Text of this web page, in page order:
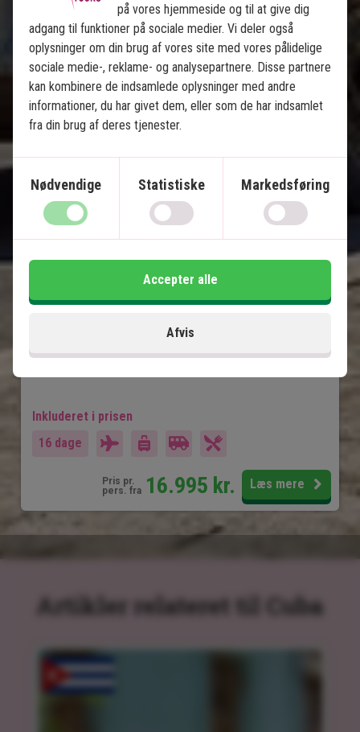
Det bedste af Cuba med badeferie i
Varadero
10 nætters rundrejse på Cuba
4 nætter i Varadero
Havana, Viñales, Playa Larga, Cienfuegos og
Afslappende badeferie med all inclusive
Byrundtur med guide i Havana og Trinidad
Inkluderet i prisen
16 dage
Pris pr.
pers. fra 16.995 kr. Læs mere
Artikler relateret til Cuba
på vores hjemmeside og til at give dig
adgang til funktioner på sociale medier. Vi deler også
oplysninger om din brug af vores site med vores pålidelige
sociale medie-, reklame- og analysepartnere. Disse partnere
kan kombinere de indsamlede oplysninger med andre
informationer, du har givet dem, eller som de har indsamlet
fra din brug af deres tjenester.
Nødvendige Statistiske Markedsføring
Afvis
Accepter alle